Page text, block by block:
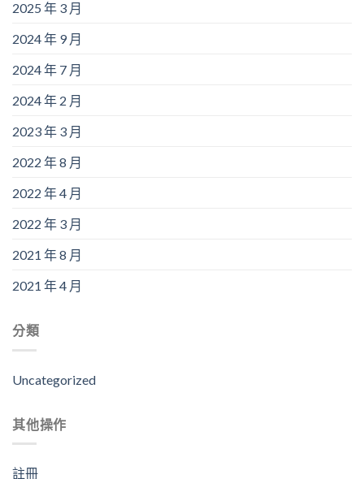
2025 年 3 月
2024 年 9 月
2024 年 7 月
2024 年 2 月
2023 年 3 月
2022 年 8 月
2022 年 4 月
2022 年 3 月
2021 年 8 月
2021 年 4 月
分類
Uncategorized
其他操作
註冊